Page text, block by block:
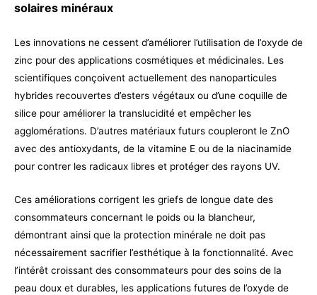
solaires minéraux
Les innovations ne cessent d’améliorer l’utilisation de l’oxyde de
zinc pour des applications cosmétiques et médicinales. Les
scientifiques conçoivent actuellement des nanoparticules
hybrides recouvertes d’esters végétaux ou d’une coquille de
silice pour améliorer la translucidité et empêcher les
agglomérations. D’autres matériaux futurs coupleront le ZnO
avec des antioxydants, de la vitamine E ou de la niacinamide
pour contrer les radicaux libres et protéger des rayons UV.
Ces améliorations corrigent les griefs de longue date des
consommateurs concernant le poids ou la blancheur,
démontrant ainsi que la protection minérale ne doit pas
nécessairement sacrifier l’esthétique à la fonctionnalité. Avec
l’intérêt croissant des consommateurs pour des soins de la
peau doux et durables, les applications futures de l’oxyde de